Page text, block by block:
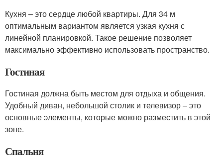
Кухня – это сердце любой квартиры. Для 34 м
оптимальным вариантом является узкая кухня с
линейной планировкой. Такое решение позволяет
максимально эффективно использовать пространство.
Гостиная
Гостиная должна быть местом для отдыха и общения.
Удобный диван, небольшой столик и телевизор – это
основные элементы, которые можно разместить в этой
зоне.
Спальня